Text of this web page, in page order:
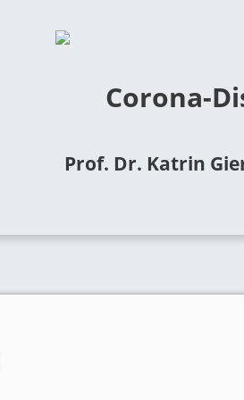
Corona-
Prof. Dr. Katrin